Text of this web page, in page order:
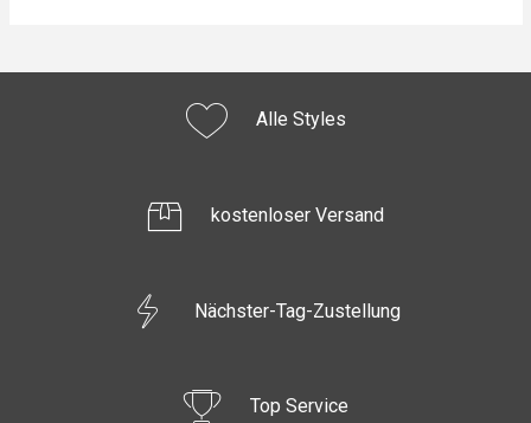
Alle Styles
kostenloser Versand
Nächster-Tag-Zustellung
Top Service